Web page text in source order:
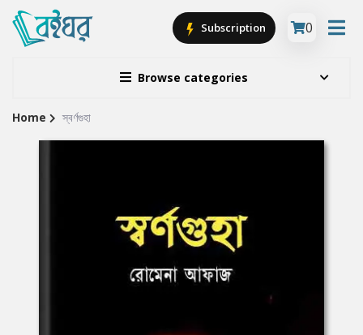
Browse categories
Subscription 0
Site
Home স্বর্ণগুহা